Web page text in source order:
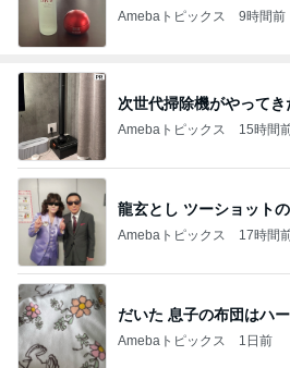
Amebaトピックス 9時間前
次世代掃除機がやってき
Amebaトピックス 15時間
龍玄とし ツーショット
Amebaトピックス 17時間
だいた 息子の布団はハ
Amebaトピックス 1日前